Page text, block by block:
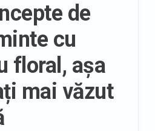
Holiday
Look
Book
de
cu
floral, așa
mai văzut